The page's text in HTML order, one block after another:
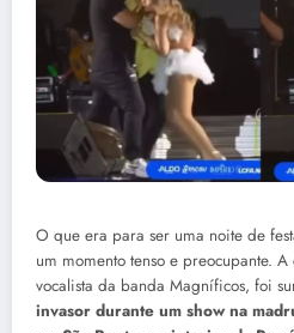
O que era para ser uma noite de
um momento tenso e preocupante. A
vocalista da banda Magníficos, foi
invasor durante um show na